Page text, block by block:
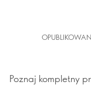
Poznaj kompletny